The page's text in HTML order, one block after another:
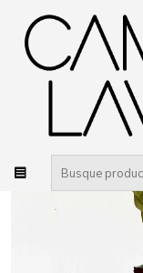
Inicio Planta Plantas